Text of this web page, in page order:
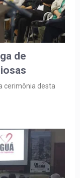
de
cerimônia desta